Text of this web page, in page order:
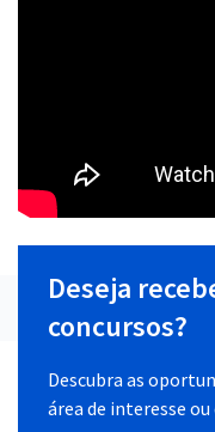
Deseja
concursos?
Descubra as
área de interesse